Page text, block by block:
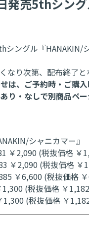
発売5thシン
ングル『HANAKIN/
なり次第、配布終了
は、ご予約時・ご購
・なしで別商品ペ
シャニカマー』
￥2,090 (税抜価格 ￥
￥2,090 (税抜価格 ￥
￥6,600 (税抜価格
1,300 (税抜価格 ￥
1,300 (税抜価格 ￥